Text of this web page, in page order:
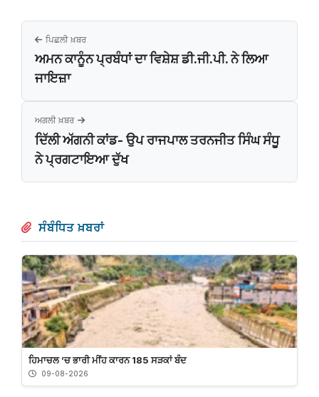
ਪਿਛਲੀ ਖ਼ਬਰ
ਅਮਨ ਕਾਨੂੰਨ ਪ੍ਰਬੰਧਾਂ ਦਾ ਵਿਸ਼ੇਸ਼ ਡੀ.ਜੀ.ਪੀ. ਨੇ ਲਿਆ
ਜਾਇਜ਼ਾ
ਅਗਲੀ ਖ਼ਬਰ
ਦਿੱਲੀ ਅੱਗਨੀ ਕਾਂਡ- ਉਪ ਰਾਜਪਾਲ ਤਰਨਜੀਤ ਸਿੰਘ ਸੰਧੂ
ਨੇ ਪ੍ਰਗਟਾਇਆ ਦੁੱਖ
ਸੰਬੰਧਿਤ ਖ਼ਬਰਾਂ
ਹਿਮਾਚਲ ’ਚ ਭਾਰੀ ਮੀਂਹ ਕਾਰਨ 185 ਸੜਕਾਂ ਬੰਦ
09-08-2026